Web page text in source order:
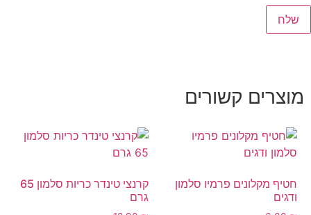
מוצרים קשורים
חטיף מקלונים פרמיו סלמון
ודגים
קרנצי טינדר כריות סלמון 65
גרם